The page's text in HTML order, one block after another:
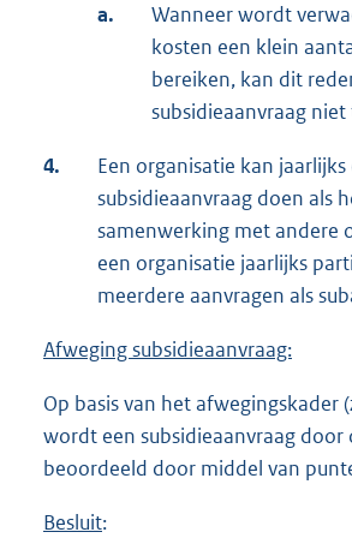
a.
Wanneer wordt
kosten een klein
bereiken, kan dit
subsidieaanvraag
4.
Een organisatie kan jaarlijks
subsidieaanvraag doen als
samenwerking met andere
een organisatie jaarlijks
meerdere aanvragen als
Afweging subsidieaanvraag:
Op basis van het afwegingskader
wordt een subsidieaanvraag door
beoordeeld door middel van
Besluit: